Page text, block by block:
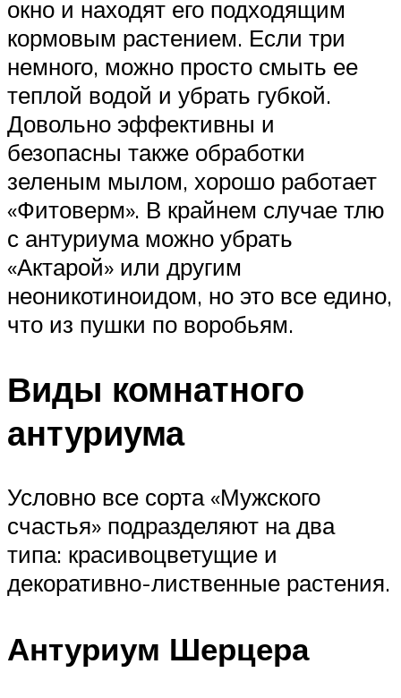
окно и находят его подходящим
кормовым растением. Если три
немного, можно просто смыть ее
теплой водой и убрать губкой.
Довольно эффективны и
безопасны также обработки
зеленым мылом, хорошо работает
«Фитоверм». В крайнем случае тлю
с антуриума можно убрать
«Актарой» или другим
неоникотиноидом, но это все едино,
что из пушки по воробьям.
Виды комнатного
антуриума
Условно все сорта «Мужского
счастья» подразделяют на два
типа: красивоцветущие и
декоративно-лиственные растения.
Антуриум Шерцера